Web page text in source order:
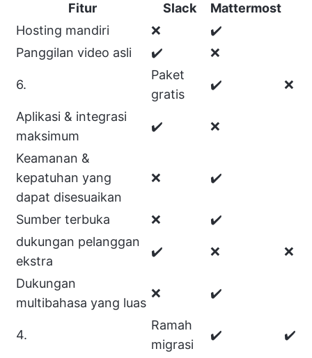
Fitur Slack
Mattermost
Hosting mandiri
❌
✔️
Panggilan video asli
✔️ ❌
6.
Paket
gratis
✔️ ❌
Aplikasi & integrasi
maksimum
✔️ ❌
Keamanan &
kepatuhan yang
dapat disesuaikan
❌ ✔️
Sumber terbuka ❌
✔️
dukungan pelanggan
ekstra
✔️ ❌ ❌
Dukungan
multibahasa yang luas
❌ ✔️
4.
Ramah
migrasi
✔️ ✔️